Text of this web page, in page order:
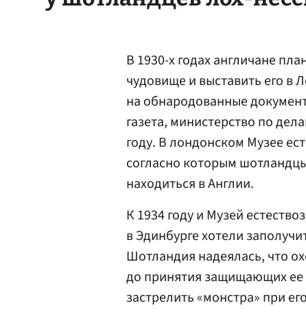
В 1930-х годах англичане
чудовище и выставить его в
на обнародованные
газета, министерство по
году. В лондонском Музее
согласно которым
находиться в Англии.
К 1934 году и Музей
в Эдинбурге хотели
Шотландия надеялась, что
до принятия защищающих ее
застрелить «монстра» при